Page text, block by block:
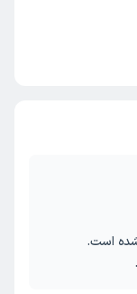
است.